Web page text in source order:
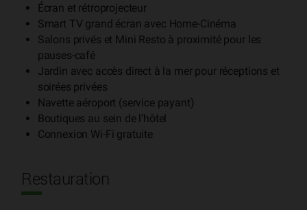
Écran et rétroprojecteur
Smart TV grand écran avec Home-Cinéma
Salons privés et Mini Resto à proximité pour les
pauses-café
Jardin avec accès direct à la mer pour réceptions et
soirées privées
Navette aéroport (service payant)
Boutiques au sein de l’hôtel
Connexion Wi-Fi gratuite
Restauration